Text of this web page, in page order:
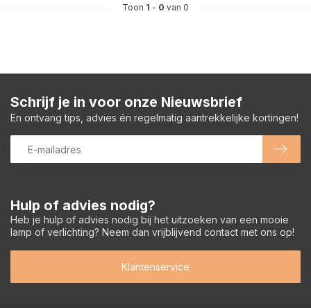
Toon 1 - 0 van 0
Hulp of advies nodig?
Heb je hulp of advies nodig bij het uitzoeken van een mooie
lamp of verlichting? Neem dan vrijblijvend contact met ons op!
Klantenservice
Schrijf je in voor onze Nieuwsbrief
En ontvang tips, advies én regelmatig aantrekkelijke kortingen!